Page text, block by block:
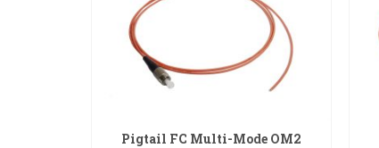
Pigtail FC Multi-Mode OM2